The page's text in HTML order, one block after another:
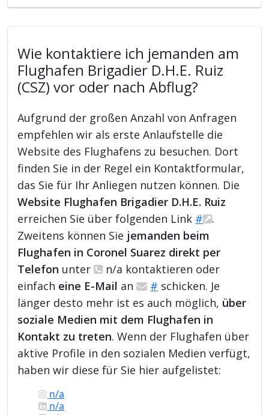
Wie kontaktiere ich jemanden am
Flughafen Brigadier D.H.E. Ruiz
(CSZ) vor oder nach Abflug?
Aufgrund der großen Anzahl von Anfragen
empfehlen wir als erste Anlaufstelle die
Website des Flughafens zu besuchen. Dort
finden Sie in der Regel ein Kontaktformular,
das Sie für Ihr Anliegen nutzen können. Die
Website Flughafen Brigadier D.H.E. Ruiz
erreichen Sie über folgenden Link #
.
Zweitens können Sie jemanden beim
Flughafen in Coronel Suarez direkt per
Telefon unter
n/a kontaktieren oder
einfach eine E-Mail an # schicken. Je
länger desto mehr ist es auch möglich, über
soziale Medien mit dem Flughafen in
Kontakt zu treten. Wenn der Flughafen über
aktive Profile in den sozialen Medien verfügt,
haben wir diese für Sie hier aufgelistet:
n/a
n/a